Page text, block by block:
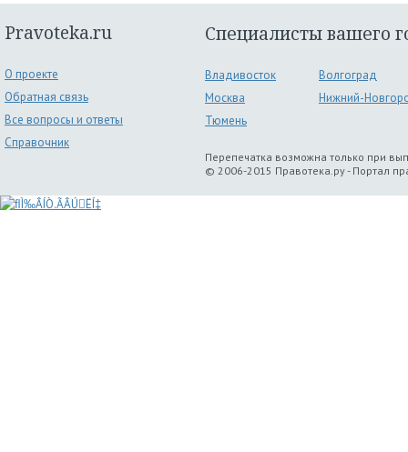
Pravoteka.ru
О проекте
Обратная связь
Все вопросы и ответы
Справочник
Специалисты вашего
Владивосток
Волгоград
Москва
Нижний-
Тюмень
Перепечатка возможна только при
© 2006-2015 Правотека.ру - Портал